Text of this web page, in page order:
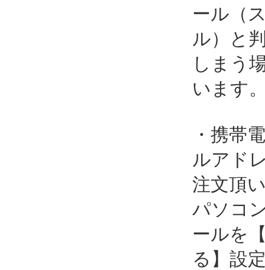
ール（
ル）と
しまう
います
・携帯
ルアド
注文頂
パソコ
ールを
る】設